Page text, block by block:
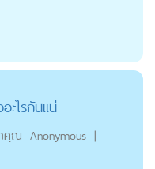
ะไรกันแน่
คุณ Anonymous |